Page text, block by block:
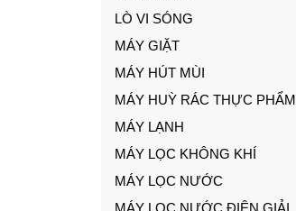
LÒ VI SÓNG
MÁY GIẶT
MÁY HÚT MÙI
MÁY HUỲ RÁC THỰC PHẨM
MÁY LẠNH
MÁY LỌC KHÔNG KHÍ
MÁY LỌC NƯỚC
MÁY LỌC NƯỚC ĐIỆN GIẢI